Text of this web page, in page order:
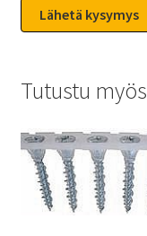
Tutustu myös